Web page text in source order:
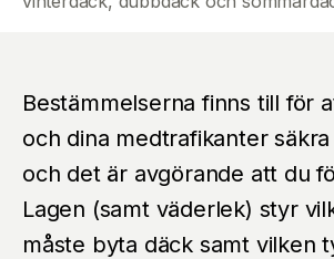
Bestämmelserna finns till för
och dina medtrafikanter
och det är avgörande att du
Lagen (samt väderlek) styr
måste byta däck samt vilken